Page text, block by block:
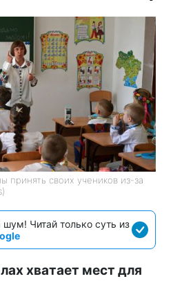
принять своих учеников из-за
Читай только суть из
хватает мест для